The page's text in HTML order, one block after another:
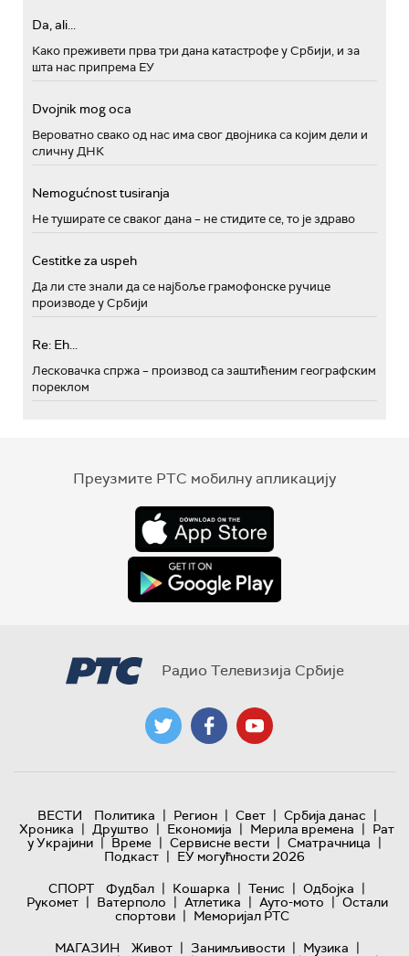
Da, ali...
Како преживети прва три дана катастрофе у Србији, и за
шта нас припрема ЕУ
Dvojnik mog oca
Вероватно свако од нас има свог двојника са којим дели и
сличну ДНК
Nemogućnost tusiranja
Не туширате се сваког дана – не стидите се, то је здраво
Cestitke za uspeh
Да ли сте знали да се најбоље грамофонске ручице
производе у Србији
Re: Eh...
Лесковачка спржа – производ са заштићеним географским
пореклом
Преузмите РТС мобилну апликацију
Радио Телевизија Србије
ВЕСТИ Политика | Регион | Свет | Србија данас |
Хроника | Друштво | Економија | Мерила времена | Рат
у Украјини | Време | Сервисне вести | Сматрачница |
Подкаст | ЕУ могућности 2026
СПОРТ
Фудбал | Кошарка | Тенис | Одбојка |
Рукомет | Ватерполо | Атлетика | Ауто-мото | Остали
спортови | Меморијал РТС
МАГАЗИН
Живот | Занимљивости | Музика |